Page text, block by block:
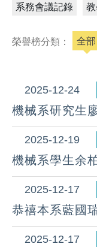
系務會議記錄
榮譽榜分類： 全部
2025-12-24
機械系研究生
導教授：陳任
動工程師會議
（114.10.10）
2025-12-19
機械系學生余
授：藍國瑞
技場」，榮獲
(114.12.15）
2025-12-17
恭禧本系藍國
大學系統年輕
獲工程領域，
2025-12-17